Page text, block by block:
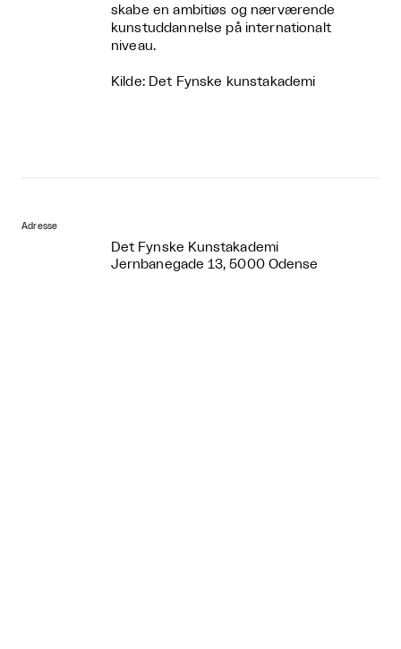
skabe en ambitiøs og nærværende
kunstuddannelse på internationalt
niveau.
Kilde: Det Fynske kunstakademi
Adresse
Det Fynske Kunstakademi
Jernbanegade 13, 5000 Odense